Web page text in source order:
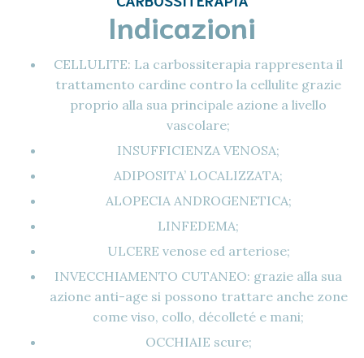
Indicazioni
CELLULITE: La carbossiterapia rappresenta il
trattamento cardine contro la cellulite grazie
proprio alla sua principale azione a livello
vascolare;
INSUFFICIENZA VENOSA;
ADIPOSITA’ LOCALIZZATA;
ALOPECIA ANDROGENETICA;
LINFEDEMA;
ULCERE venose ed arteriose;
INVECCHIAMENTO CUTANEO: grazie alla sua
azione anti-age si possono trattare anche zone
come viso, collo, décolleté e mani;
OCCHIAIE scure;